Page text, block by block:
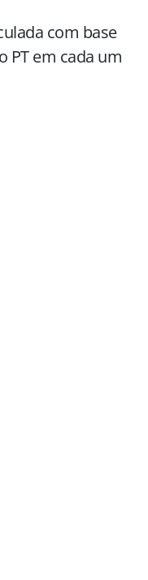
com base
PT em cada um